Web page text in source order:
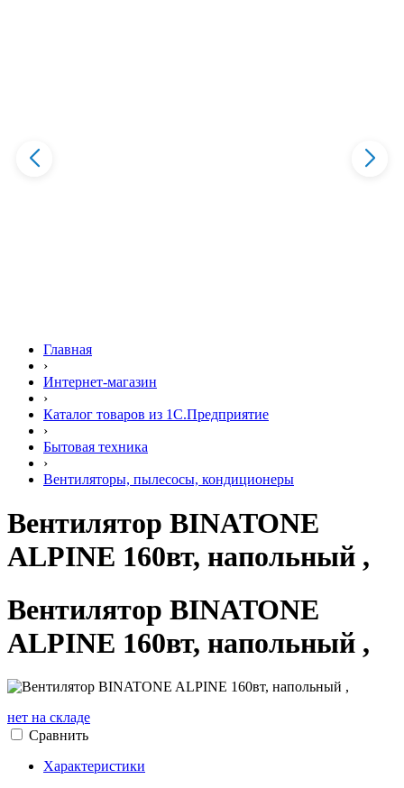
Главная
›
Интернет-магазин
›
Каталог товаров из 1С.Предприятие
›
Бытовая техника
›
Вентиляторы, пылесосы, кондиционеры
Вентилятор BINATONE
ALPINE 160вт, напольный ,
Вентилятор BINATONE
ALPINE 160вт, напольный ,
нет на складе
Сравнить
Характеристики